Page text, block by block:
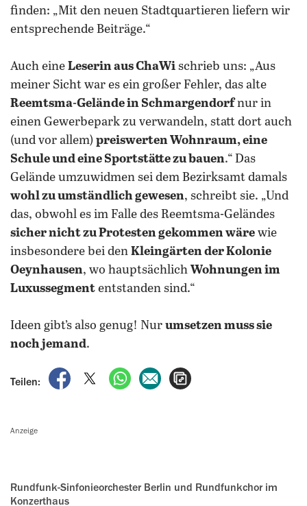
finden: „Mit den neuen Stadtquartieren liefern wir
entsprechende Beiträge.“
Auch eine Leserin aus ChaWi schrieb uns: „Aus
meiner Sicht war es ein großer Fehler, das alte
Reemtsma-Gelände in Schmargendorfnur in
einen Gewerbepark zu verwandeln, statt dort auch
(und vor allem) preiswerten Wohnraum, eine
Schule und eine Sportstätte zu bauen.“ Das
Gelände umzuwidmen sei dem Bezirksamt damals
wohl zu umständlich gewesen, schreibt sie. „Und
das, obwohl es im Falle des Reemtsma-Geländes
sicher nicht zu Protesten gekommen wäre wie
insbesondere bei den Kleingärten der Kolonie
Oeynhausen, wo hauptsächlich Wohnungen im
Luxussegment entstanden sind.“
Ideen gibt’s also genug! Nur umsetzen muss sie
noch jemand.
Teilen:
auf Facebook teilen
auf X teilenper WhatsApp teilen
per E-Mail teilen
Anzeige
Rundfunk-Sinfonieorchester Berlin und Rundfunkchor im
Konzerthaus